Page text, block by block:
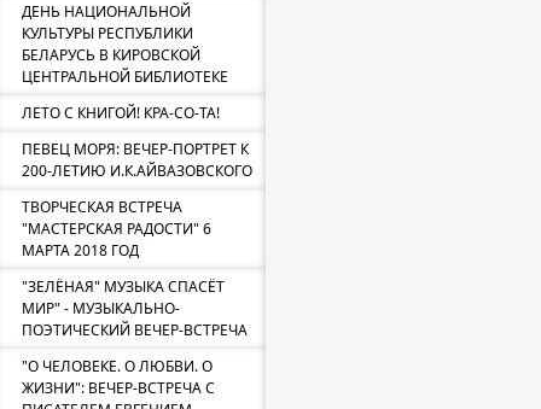
ДЕНЬ НАЦИОНАЛЬНОЙ
КУЛЬТУРЫ РЕСПУБЛИКИ
БЕЛАРУСЬ В КИРОВСКОЙ
ЦЕНТРАЛЬНОЙ БИБЛИОТЕКЕ
ЛЕТО С КНИГОЙ! КРА-СО-ТА!
ПЕВЕЦ МОРЯ: ВЕЧЕР-ПОРТРЕТ К
200-ЛЕТИЮ И.К.АЙВАЗОВСКОГО
ТВОРЧЕСКАЯ ВСТРЕЧА
"МАСТЕРСКАЯ РАДОСТИ" 6
МАРТА 2018 ГОД
"ЗЕЛЁНАЯ" МУЗЫКА СПАСЁТ
МИР" - МУЗЫКАЛЬНО-
ПОЭТИЧЕСКИЙ ВЕЧЕР-ВСТРЕЧА
"О ЧЕЛОВЕКЕ. О ЛЮБВИ. О
ЖИЗНИ": ВЕЧЕР-ВСТРЕЧА С